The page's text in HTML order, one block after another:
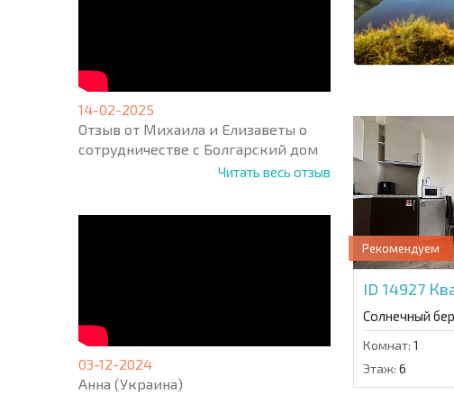
14-02-2025
Отзыв от Михаила и Елизаветы о
сотрудничестве с Болгарский дом
Читать весь отзыв
03-12-2024
Анна (Украина)
Рекомендуем
ID 14927
Солнечный
Комнат: 1
Этаж: 6